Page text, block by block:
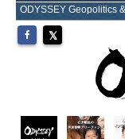
ODYSSEY Geopolitics